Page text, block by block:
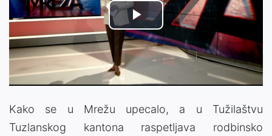
Play
Video
Kako se u Mrežu upecalo, a u Tužilaštvu
Tuzlanskog kantona raspetljava rodbinsko